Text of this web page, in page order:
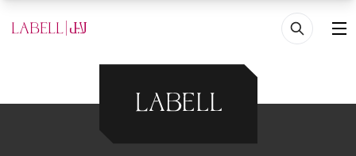
رفتن به محتوای اصلی
منو